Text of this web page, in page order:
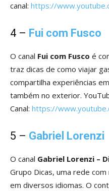
canal: https://
4 – Fui com Fusco
O canal Fui com Fusco é
traz dicas de como viajar
compartilha experiências
também no exterior.
Canal: https://
5 – Gabriel Lorenzi
O canal Gabriel Lorenzi –
Grupo Dicas, uma rede com
em diversos idiomas. O